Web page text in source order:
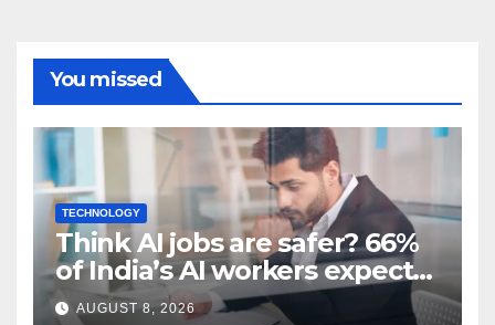
You missed
TECHNOLOGY
Think AI jobs are safer? 66%
of India’s AI workers expect
layoffs
AUGUST 8, 2026